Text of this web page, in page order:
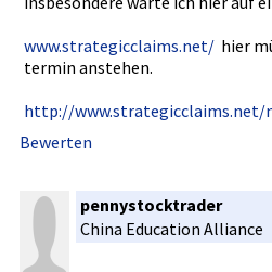
www.strate­gicclaims.­net/ hier
termin anstehen.
http://www­.strategic­claims.net­/
Bewerten
pennystocktrader
China Education Alliance